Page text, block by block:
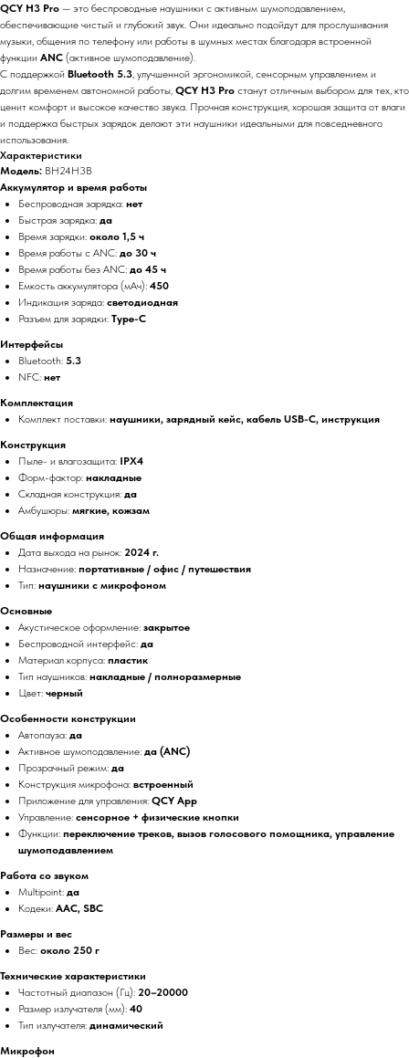
QCY H3 Pro — это беспроводные наушники с активным шумоподавлением,
обеспечивающие чистый и глубокий звук. Они идеально подойдут для прослушивания
музыки, общения по телефону или работы в шумных местах благодаря встроенной
функции ANC (активное шумоподавление).
С поддержкой Bluetooth 5.3, улучшенной эргономикой, сенсорным управлением и
долгим временем автономной работы, QCY H3 Pro станут отличным выбором для тех, кто
ценит комфорт и высокое качество звука. Прочная конструкция, хорошая защита от влаги
и поддержка быстрых зарядок делают эти наушники идеальными для повседневного
использования.
Xарактеристики
Модель: BH24H3B
Аккумулятор и время работы
Беспроводная зарядка: нет
Быстрая зарядка: да
Время зарядки: около 1,5 ч
Время работы с ANC: до 30 ч
Время работы без ANC: до 45 ч
Емкость аккумулятора (мАч): 450
Индикация заряда: светодиодная
Разъем для зарядки: Type-C
Интерфейсы
Bluetooth: 5.3
NFC: нет
Комплектация
Комплект поставки: наушники, зарядный кейс, кабель USB-C, инструкция
Конструкция
Пыле- и влагозащита: IPX4
Форм-фактор: накладные
Складная конструкция: да
Амбушюры: мягкие, кожзам
Общая информация
Дата выхода на рынок: 2024 г.
Назначение: портативные / офис / путешествия
Тип: наушники с микрофоном
Основные
Акустическое оформление: закрытое
Беспроводной интерфейс: да
Материал корпуса: пластик
Тип наушников: накладные / полноразмерные
Цвет: черный
Особенности конструкции
Автопауза: да
Активное шумоподавление: да (ANC)
Прозрачный режим: да
Конструкция микрофона: встроенный
Приложение для управления: QCY App
Управление: сенсорное + физические кнопки
Функции: переключение треков, вызов голосового помощника, управление
шумоподавлением
Работа со звуком
Multipoint: да
Кодеки: AAC, SBC
Размеры и вес
Вес: около 250 г
Технические характеристики
Частотный диапазон (Гц): 20–20000
Размер излучателя (мм): 40
Тип излучателя: динамический
Микрофон